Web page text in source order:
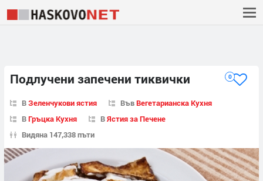
Подлучени запечени тиквички 0
ВЗеленчукови ястия ВъвВегетарианска Кухня
ВГръцка Кухня ВЯстия за Печене
Видяна 147,338 пъти